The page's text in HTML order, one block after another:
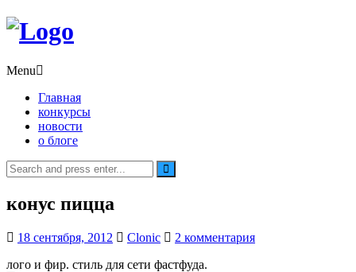
Menu
Главная
конкурсы
новости
о блоге
Search
for:
конус пицца
18 сентября, 2012 Clonic
2 комментария
лого и фир. стиль для сети фастфуда.